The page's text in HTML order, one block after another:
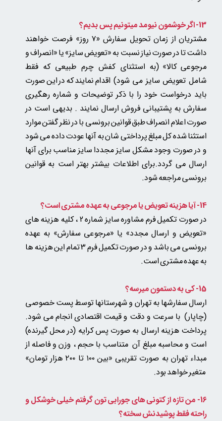
13- اگر خوشمون نیومد میتونیم پس بدیم؟
مشتریان از زمان تحویل سفارش «۷ روز» فرصت خواهند
داشت تا در صورت نیاز نسبت به «تعویض سایز» یا «انصراف و
مرجوعی کالا» (به استثنای کفش چرم طبیعی که فقط
شامل تعویض سایز می شود) اقدام نمایند که در این صورت
باید درخواست خود را با ذکر توضیحات و شماره رهگیری
سفارش به پشتیبانی فروش ارسال نمایند . بدیهی است در
صورت اعلام انصراف طبق قوانین برونسی با در نظر گفتن موارد
استثنا شده کل مبلغ پرداختی شان به آنها عودت داده می شود
و در صورت وجود مشکل سایز مجددا سایز مناسب برای آنها
ارسال می گردد.برای اطلاعات بیشتر بهتر است به قوانین
برونسی مراجعه شود.
14- آیا هزینه تعویض یا مرجوعی به عهده مشتری است؟
در صورت تکمیل فرم مشاوره سایز شماره 2 ، کلیه هزینه های
«تعویض و ارسال مجدد» یا «مرجوعی سفارش» به عهده
برونسی می باشد و در صورت تکمیل فرم 3 تمام این هزینه ها
به عهده مشتری است.
15- کی به دستمون میرسه؟
ارسال سفارشها به تهران و شهرستانها توسط پست خصوصی
(چاپار) با سرعت و دقت و قیمت اقتصادی انجام می شود.
پرداخت هزینه ارسال به صورت پس کرایه (در محل گیرنده)
است و محاسبه مبلغ آن متناسب با حجم ، وزن و فاصله از
مبداء تهران به صورت تقریبی «بین ۱۰۰ تا ۲۰۰ هزار تومان»​​​​​​​
متغیر خواهد بود.​​​​​​​
16- من تازه از کتونی های جورابی تون گرفتم خیلی خوشکل و
راحته فقط پوشیدنش سخته؟